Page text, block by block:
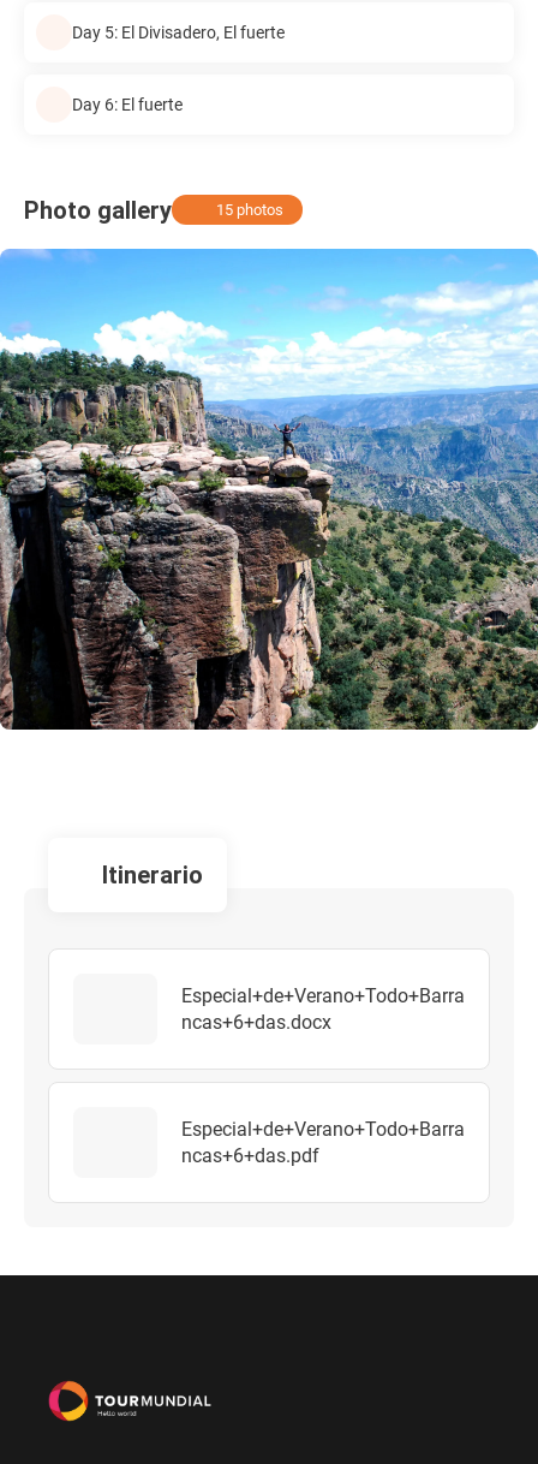
Day 5: El Divisadero, El fuerte
Day 6: El fuerte
Photo gallery 15 photos
itinerario
Especial+de+Verano+Todo+Barra
ncas+6+das.docx
Especial+de+Verano+Todo+Barra
ncas+6+das.pdf